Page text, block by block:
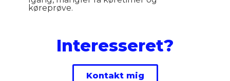
køreprøve.
Interesseret?
Kontakt mig